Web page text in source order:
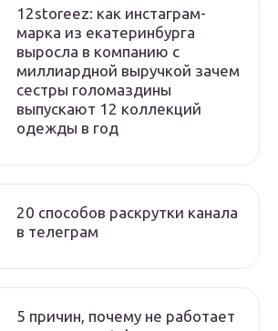
12storeez: как инстаграм-
марка из екатеринбурга
выросла в компанию с
миллиардной выручкой зачем
сестры голомаздины
выпускают 12 коллекций
одежды в год
20 способов раскрутки канала
в телеграм
5 причин, почему не работает